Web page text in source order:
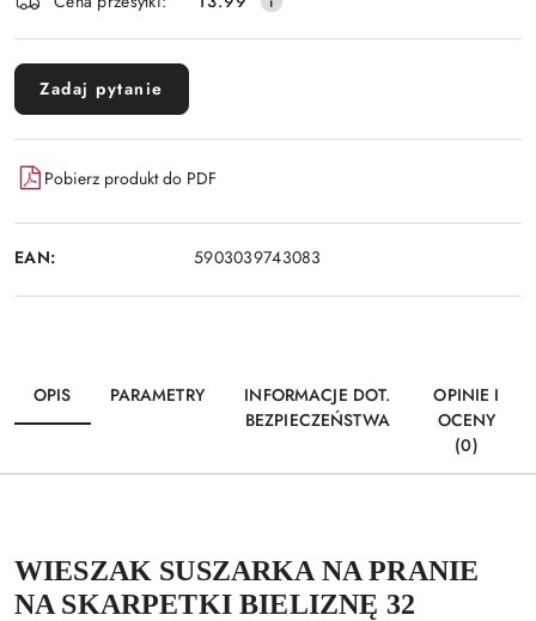
Zadaj pytanie
Pobierz produkt do PDF
EAN: 5903039743083
OPIS PARAMETRY
INFORMACJE DOT.
BEZPIECZEŃSTWA
OPINIE I
OCENY
(0)
WIESZAK SUSZARKA NA PRANIE
NA SKARPETKI BIELIZNĘ 32